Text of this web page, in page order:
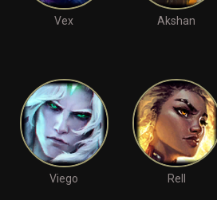
Vex Akshan
Viego Rell